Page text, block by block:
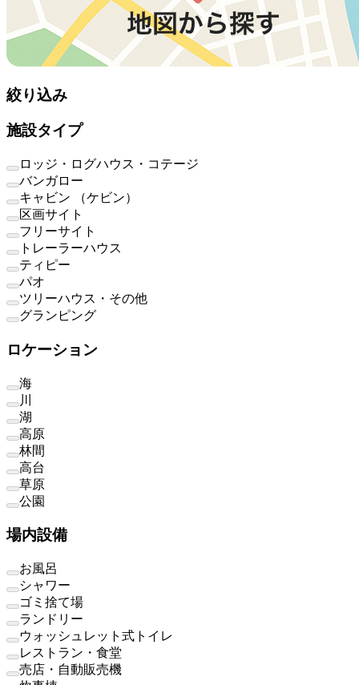
絞り込み
施設タイプ
ロッジ・ログハウス・コテージ
バンガロー
キャビン （ケビン）
区画サイト
フリーサイト
トレーラーハウス
ティピー
パオ
ツリーハウス・その他
グランピング
ロケーション
海
川
湖
高原
林間
高台
草原
公園
場内設備
お風呂
シャワー
ゴミ捨て場
ランドリー
ウォッシュレット式トイレ
レストラン・食堂
売店・自動販売機